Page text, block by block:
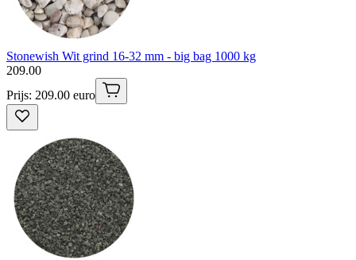
Stonewish Wit grind 16-32 mm - big bag 1000 kg
209.00
Prijs: 209.00 euro